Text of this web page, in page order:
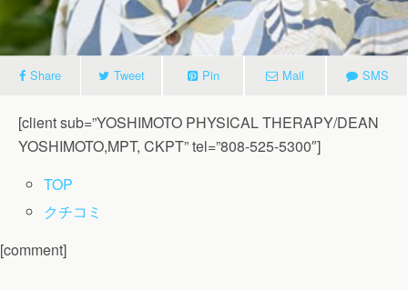
Share Tweet Pin Mail SMS
[client sub=”YOSHIMOTO PHYSICAL THERAPY/DEAN
YOSHIMOTO,MPT, CKPT” tel=”808-525-5300″]
TOP
クチコミ
[comment]